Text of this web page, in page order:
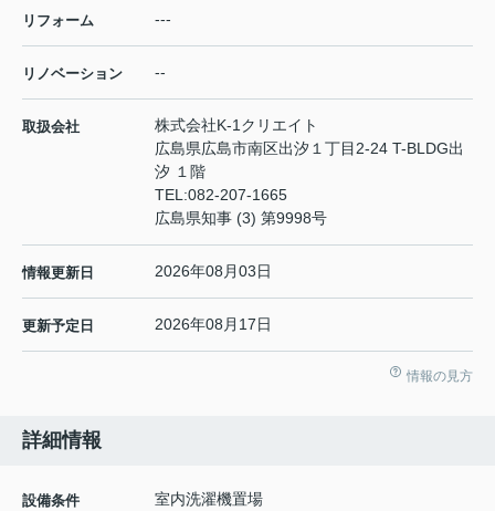
リフォーム ---
リノベーション --
取扱会社
株式会社K-1クリエイト
広島県広島市南区出汐１丁目2-24 T-BLDG出
汐 １階
TEL:082-207-1665
広島県知事 (3) 第9998号
情報更新日 2026年08月03日
更新予定日 2026年08月17日
情報の見方
詳細情報
設備条件
室内洗濯機置場